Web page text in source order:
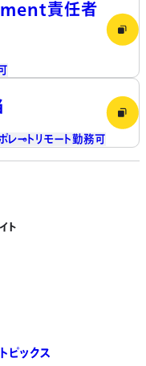
責任者
レート リモート勤務可
ピックス